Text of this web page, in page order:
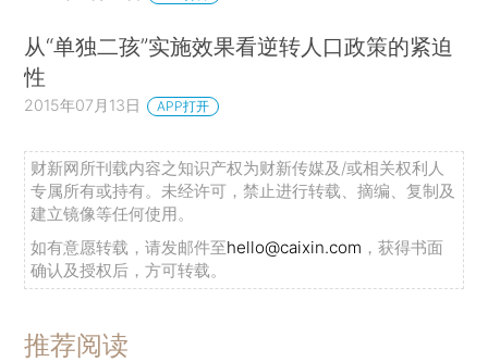
从“单独二孩”实施效果看逆转人口政策的紧迫
性
2015年07月13日 APP打开
财新网所刊载内容之知识产权为财新传媒及/或相关权利人
专属所有或持有。未经许可，禁止进行转载、摘编、复制及
建立镜像等任何使用。
如有意愿转载，请发邮件至hello@caixin.com ，获得书面
确认及授权后，方可转载。
推荐阅读